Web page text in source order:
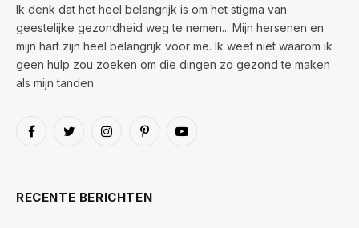
Ik denk dat het heel belangrijk is om het stigma van
geestelijke gezondheid weg te nemen... Mijn hersenen en
mijn hart zijn heel belangrijk voor me. Ik weet niet waarom ik
geen hulp zou zoeken om die dingen zo gezond te maken
als mijn tanden.
FacebookTwitterInstagramPinterestYouTube
RECENTE BERICHTEN